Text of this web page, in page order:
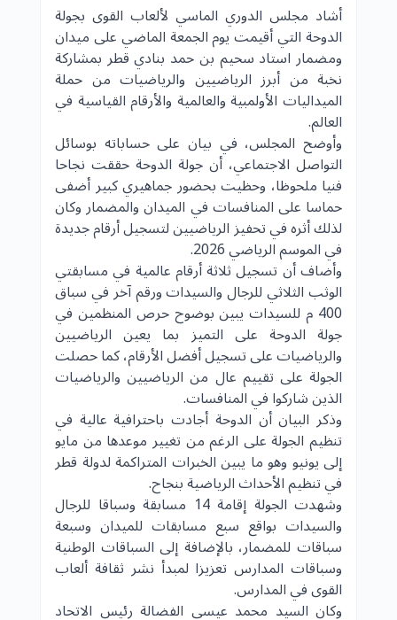
أشاد مجلس الدوري الماسي لألعاب القوى بجولة
الدوحة التي أقيمت يوم الجمعة الماضي على ميدان
ومضمار استاد سحيم بن حمد بنادي قطر بمشاركة
نخبة من أبرز الرياضيين والرياضيات من حملة
الميداليات الأولمبية والعالمية والأرقام القياسية في
العالم.
وأوضح المجلس، في بيان على حساباته بوسائل
التواصل الاجتماعي، أن جولة الدوحة حققت نجاحا
فنيا ملحوظا، وحظيت بحضور جماهيري كبير أضفى
حماسا على المنافسات في الميدان والمضمار وكان
لذلك أثره في تحفيز الرياضيين لتسجيل أرقام جديدة
في الموسم الرياضي 2026.
وأضاف أن تسجيل ثلاثة أرقام عالمية في مسابقتي
الوثب الثلاثي للرجال والسيدات ورقم آخر في سباق
400 م للسيدات يبين بوضوح حرص المنظمين في
جولة الدوحة على التميز بما يعين الرياضيين
والرياضيات على تسجيل أفضل الأرقام، كما حصلت
الجولة على تقييم عال من الرياضيين والرياضيات
الذين شاركوا في المنافسات.
وذكر البيان أن الدوحة أجادت باحترافية عالية في
تنظيم الجولة على الرغم من تغيير موعدها من مايو
إلى يونيو وهو ما يبين الخبرات المتراكمة لدولة قطر
في تنظيم الأحداث الرياضية بنجاح.
وشهدت الجولة إقامة 14 مسابقة وسباقا للرجال
والسيدات بواقع سبع مسابقات للميدان وسبعة
سباقات للمضمار، بالإضافة إلى السباقات الوطنية
وسباقات المدارس تعزيزا لمبدأ نشر ثقافة ألعاب
القوى في المدارس.
وكان السيد محمد عيسى الفضالة رئيس الاتحاد